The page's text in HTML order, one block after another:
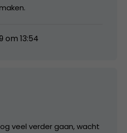
om 13:54
veel verder gaan, wacht